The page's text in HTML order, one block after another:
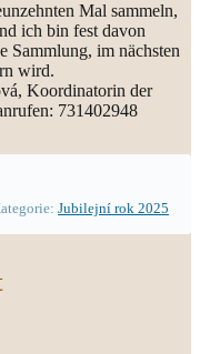
Mal sammeln,
ich bin fest davon
Sammlung, im nächsten
wird.
Koordinatorin der
731402948
Jubilejní rok 2025